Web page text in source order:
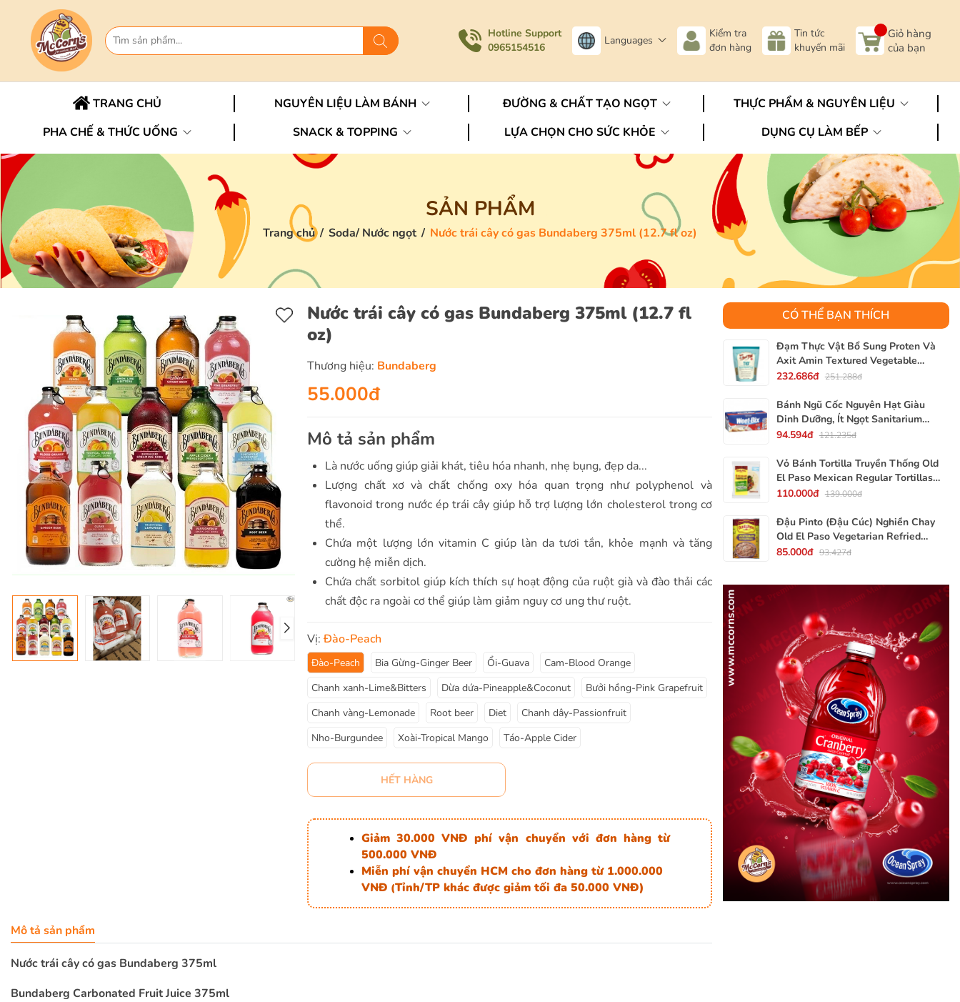
Hotline Support
0965154516
Languages
Kiểm tra
đơn hàng
Tin tức
khuyến mãi
Giỏ hàng
của bạn
TRANG CHỦ NGUYÊN LIỆU LÀM BÁNH ĐƯỜNG & CHẤT TẠO NGỌT
THỰC PHẨM & NGUYÊN LIỆU
PHA CHẾ & THỨC UỐNG
SNACK & TOPPING LỰA CHỌN CHO SỨC KHỎE DỤNG CỤ LÀM BẾP
SẢN PHẨM
Trang chủ / Soda/ Nước ngọt / Nước trái cây có gas Bundaberg 375ml (12.7 fl oz)
Nước trái cây có gas Bundaberg 375ml (12.7 fl
oz)
Thương hiệu: Bundaberg
55.000đ
Mô tả sản phẩm
Là nước uống giúp giải khát, tiêu hóa nhanh, nhẹ bụng, đẹp da...
Lượng chất xơ và chất chống oxy hóa quan trọng như polyphenol và
flavonoid trong nước ép trái cây giúp hỗ trợ lượng lớn cholesterol trong cơ
thể.
Chứa một lượng lớn vitamin C giúp làn da tươi tắn, khỏe mạnh và tăng
cường hệ miễn dịch.
Chứa chất sorbitol giúp kích thích sự hoạt động của ruột già và đào thải các
chất độc ra ngoài cơ thể giúp làm giảm nguy cơ ung thư ruột.
Vị:Đào-Peach
Đào-Peach Bia Gừng-Ginger Beer Ổi-Guava
Cam-Blood Orange
Chanh xanh-Lime&Bitters
Dừa dứa-Pineapple&Coconut
Bưởi hồng-Pink Grapefruit
Chanh vàng-Lemonade
Root beer Diet
Chanh dây-Passionfruit
Nho-Burgundee
Xoài-Tropical Mango Táo-Apple Cider
HẾT HÀNG
Giảm 30.000 VNĐ phí vận chuyển với đơn hàng từ
500.000 VNĐ
Miễn phí vận chuyển HCM cho đơn hàng từ 1.000.000
VNĐ (Tỉnh/TP khác được giảm tối đa 50.000 VNĐ)
Mô tả sản phẩm
Nước trái cây có gas Bundaberg 375ml
Bundaberg Carbonated Fruit Juice 375ml
CÓ THỂ BẠN THÍCH
Đạm Thực Vật Bổ Sung Proten Và
Axit Amin Textured Vegetable
Protein TVP Bob's Red Mill, Gói
232.686đ 251.288đ
Bánh Ngũ Cốc Nguyên Hạt Giàu
Dinh Dưỡng, Ít Ngọt Sanitarium
Weet-Bix, Hộp 375g
94.594đ 121.235đ
Vỏ Bánh Tortilla Truyền Thống Old
El Paso Mexican Regular Tortillas
Flour, Gói 240g (Gói 6 Vỏ)
110.000đ 139.000đ
Đậu Pinto (Đậu Cúc) Nghiền Chay
Old El Paso Vegetarian Refried
Beans, Lon 453g (16 Oz.) 1 Lb.
85.000đ 93.427đ